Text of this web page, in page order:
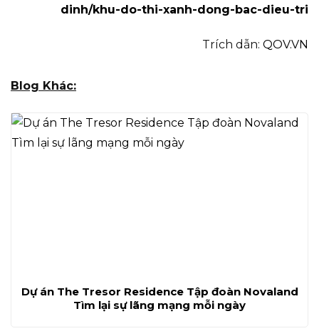
dinh/khu-do-thi-xanh-dong-bac-dieu-tri
Trích dẫn: QOV.VN
Blog Khác:
Dự án The Tresor Residence Tập đoàn Novaland
Tìm lại sự lãng mạng mỗi ngày